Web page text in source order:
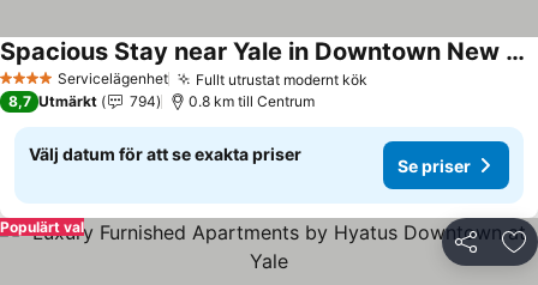
4 StjärnorServicelägenhet Fullt utrustat modernt kök
Spacious Stay near Yale in Downtown New Haven
Se priser
8,7 Utmärkt 794 0.8 km till Centrum
Välj datum för att se exakta priser
Se priser
Dela
Populärt val